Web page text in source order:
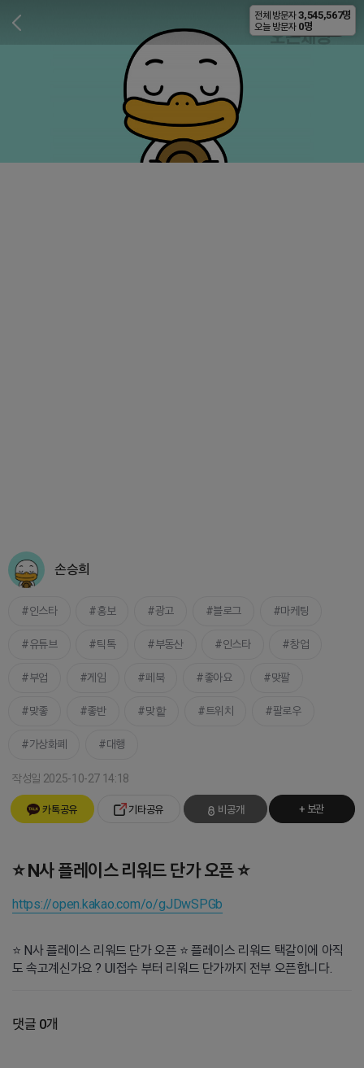
비공개
손승희
인스타 홍보 광고 블로그 마케팅
유튜브 틱톡 부동산 인스타 창업
부업 게임 페북 좋아요 맞팔
맞좋 좋반 맞핱 트위치 팔로우
가상화폐 대행
작성일 2025-10-27 14:18
카톡공유 기타공유 비공개 + 보관
⭐ N사 플레이스 리워드 단가 오픈 ⭐
https://open.kakao.com/o/gJDwSPGb
⭐ N사 플레이스 리워드 단가 오픈 ⭐ 플레이스 리워드 택갈이에 아직
도 속고계신가요 ? UI접수 부터 리워드 단가까지 전부 오픈합니다.
댓글 0개
전체 방문자 3,545,567명
오늘 방문자 0명